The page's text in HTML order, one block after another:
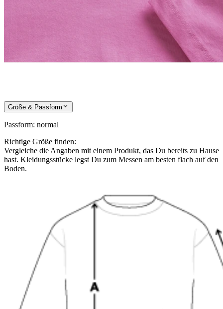
Größe & Passform
Passform: normal
Richtige Größe finden:
Vergleiche die Angaben mit einem Produkt, das Du bereits zu Hause
hast. Kleidungsstücke legst Du zum Messen am besten flach auf den
Boden.